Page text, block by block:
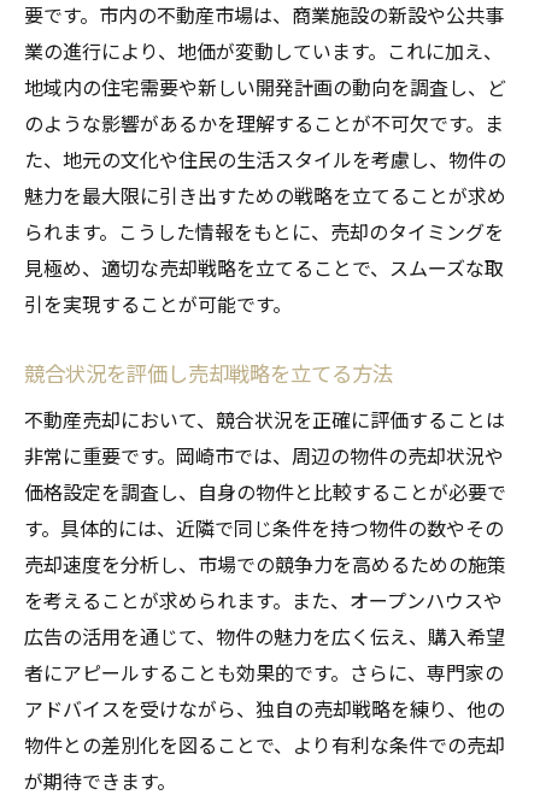
売却前に知っておくべき岡崎市不動産の価格査
定方法
価格査定の基本とその意義
効果的な査定方法の選び方
査定結果を基にした売却戦略の立て方
オーバープライシングのリスクと回避法
査定額を上げるための物件改善ポイント
専門家による査定のメリット
プロが教える岡崎市での不動産売却を円滑に進
物件の第一印象を良くするためのコツ
視覚的魅力を高めるホームステージングの
技術
効率的な内覧会の実施方法
交渉を円滑に進めるコミュニケーション術
迅速な売却に繋がるプロモーション戦略
売却後のフォローアップで信頼を築く方法
愛知県岡崎市での不動産売却を成功に導く具体
的なステップ
要です。市内の不動産市場は、商業施設の新設や公共事
業の進行により、地価が変動しています。これに加え、
地域内の住宅需要や新しい開発計画の動向を調査し、ど
のような影響があるかを理解することが不可欠です。ま
た、地元の文化や住民の生活スタイルを考慮し、物件の
魅力を最大限に引き出すための戦略を立てることが求め
られます。こうした情報をもとに、売却のタイミングを
見極め、適切な売却戦略を立てることで、スムーズな取
引を実現することが可能です。
競合状況を評価し売却戦略を立てる方法
不動産売却において、競合状況を正確に評価することは
非常に重要です。岡崎市では、周辺の物件の売却状況や
価格設定を調査し、自身の物件と比較することが必要で
す。具体的には、近隣で同じ条件を持つ物件の数やその
売却速度を分析し、市場での競争力を高めるための施策
を考えることが求められます。また、オープンハウスや
広告の活用を通じて、物件の魅力を広く伝え、購入希望
者にアピールすることも効果的です。さらに、専門家の
アドバイスを受けながら、独自の売却戦略を練り、他の
物件との差別化を図ることで、より有利な条件での売却
が期待できます。